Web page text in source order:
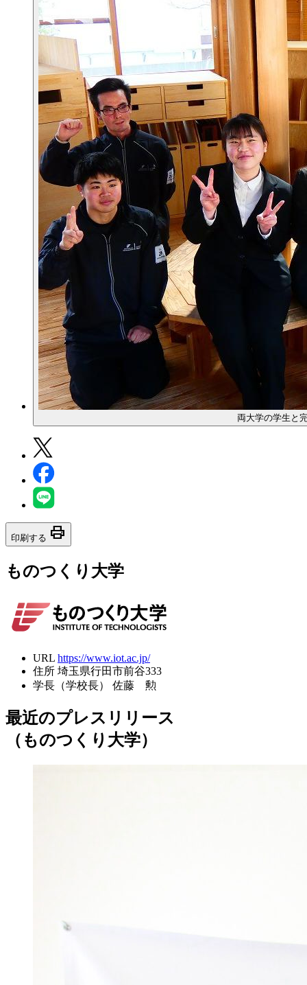
両大学の学生と
印刷する print
ものつくり大学
URL https://www.iot.ac.jp/
住所 埼玉県行田市前谷333
学長（学校長）
佐藤 勲
最近のプレスリリース
（ものつくり大学）